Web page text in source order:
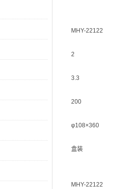
MHY-22122
2
3.3
200
φ108×360
盒装
MHY-22122